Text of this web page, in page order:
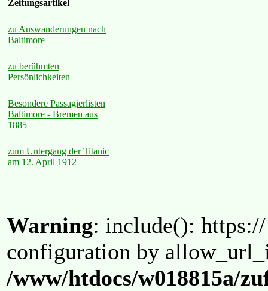
Zeitungsartikel
zu Auswanderungen nach
Baltimore
zu berühmten
Persönlichkeiten
Besondere Passagierlisten
Baltimore - Bremen aus
1885
zum Untergang der Titanic
am 12. April 1912
Warning: include():
configuration by
/www/htdocs/w018815a/